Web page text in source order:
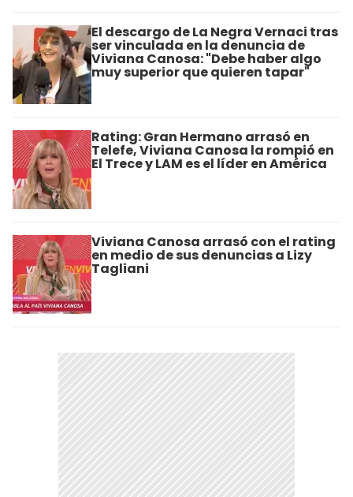
El descargo de La Negra Vernaci tras
ser vinculada en la denuncia de
Viviana Canosa: "Debe haber algo
muy superior que quieren tapar"
Rating: Gran Hermano arrasó en
Telefe, Viviana Canosa la rompió en
El Trece y LAM es el líder en América
Viviana Canosa arrasó con el rating
en medio de sus denuncias a Lizy
Tagliani